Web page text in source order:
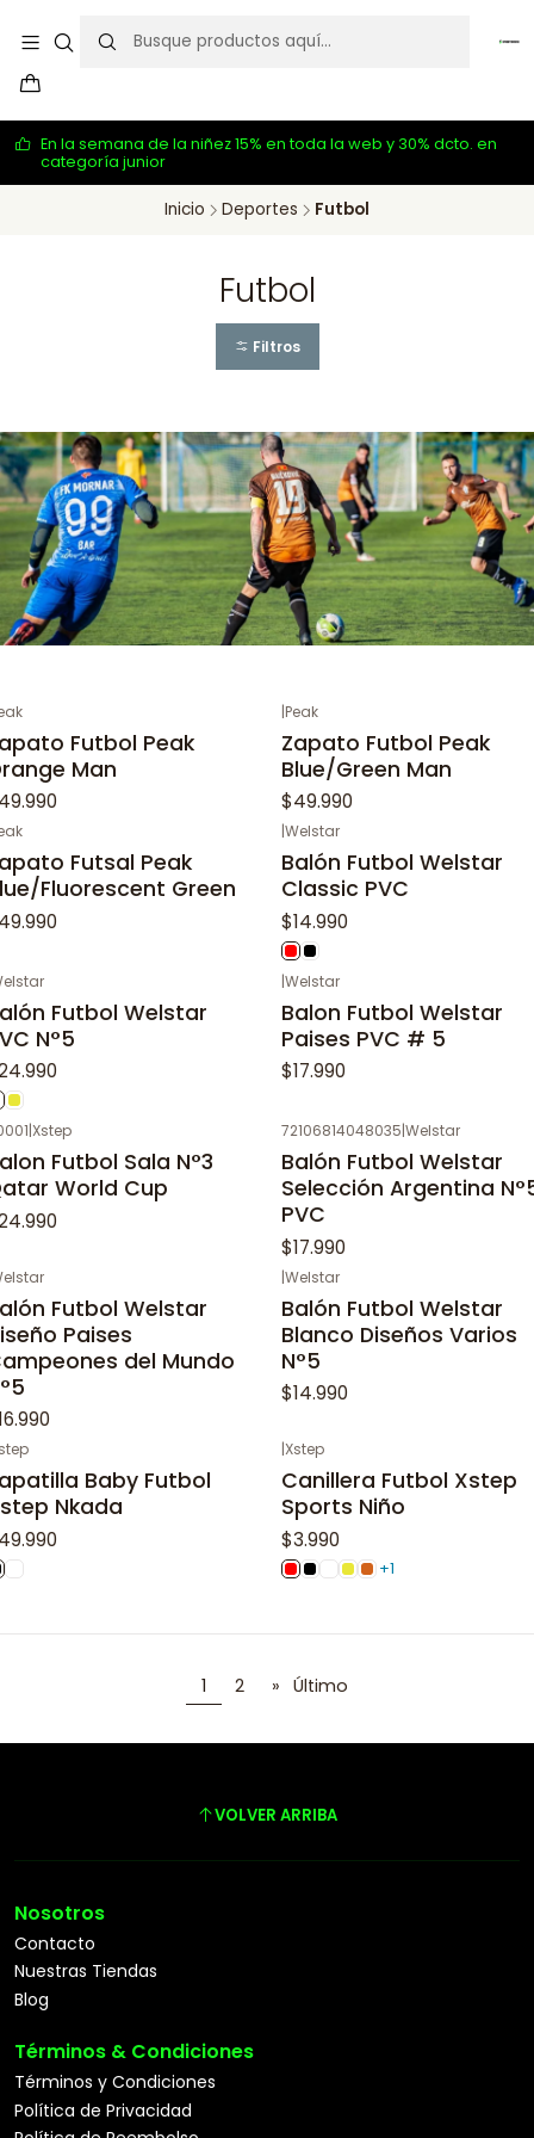
En la semana de la niñez 15% en toda la web y 30% dcto. en
categoría junior
Inicio Deportes Futbol
Futbol
Filtros
Futbol Peak
Man
|Peak
Zapato Futbol Peak
Blue/Green Man
$49.990
Futsal Peak
Fluorescent Green
|Welstar
Balón Futbol Welstar
Classic PVC
$14.990
Futbol Welstar
N°5
|Welstar
Balon Futbol Welstar
Paises PVC # 5
$17.990
|Xstep
Futbol Sala N°3
World Cup
72106814048035|Welstar
Balón Futbol Welstar
Selección Argentina
PVC
$17.990
Futbol Welstar
Paises
del Mundo
|Welstar
Balón Futbol Welstar
Blanco Diseños Varios
N°5
$14.990
Baby Futbol
Nkada
|Xstep
Canillera Futbol Xstep
Sports Niño
$3.990
+1
1 2 » Último
VOLVER ARRIBA
Nosotros
Contacto
Nuestras Tiendas
Blog
Términos & Condiciones
Términos y Condiciones
Política de Privacidad